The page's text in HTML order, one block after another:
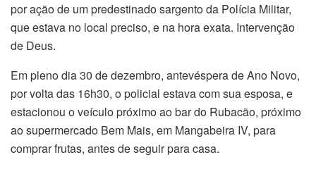
por ação de um predestinado sargento da Polícia Militar,
que estava no local preciso, e na hora exata. Intervenção
de Deus.
Em pleno dia 30 de dezembro, antevéspera de Ano Novo,
por volta das 16h30, o policial estava com sua esposa, e
estacionou o veículo próximo ao bar do Rubacão, próximo
ao supermercado Bem Mais, em Mangabeira IV, para
comprar frutas, antes de seguir para casa.